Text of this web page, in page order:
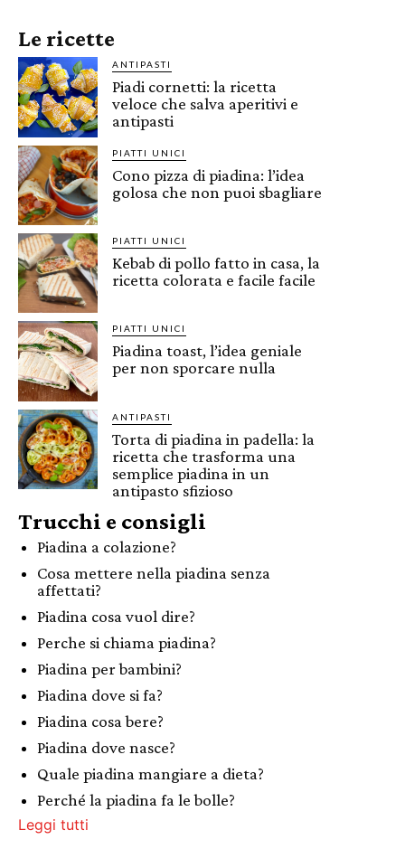
Le ricette
ANTIPASTI
Piadi cornetti: la ricetta
veloce che salva aperitivi e
antipasti
PIATTI UNICI
Cono pizza di piadina: l’idea
golosa che non puoi sbagliare
PIATTI UNICI
Kebab di pollo fatto in casa, la
ricetta colorata e facile facile
PIATTI UNICI
Piadina toast, l’idea geniale
per non sporcare nulla
ANTIPASTI
Torta di piadina in padella: la
ricetta che trasforma una
semplice piadina in un
antipasto sfizioso
Trucchi e consigli
Piadina a colazione?
Cosa mettere nella piadina senza
affettati?
Piadina cosa vuol dire?
Perche si chiama piadina?
Piadina per bambini?
Piadina dove si fa?
Piadina cosa bere?
Piadina dove nasce?
Quale piadina mangiare a dieta?
Perché la piadina fa le bolle?
Leggi tutti